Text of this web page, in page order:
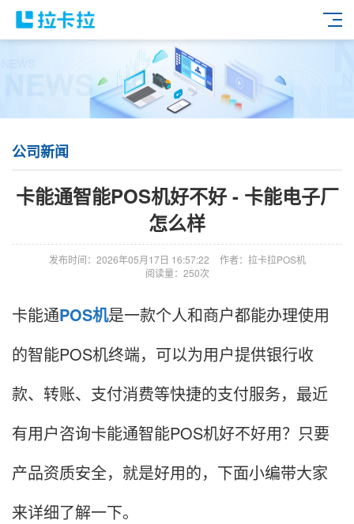
公司新闻
卡能通智能POS机好不好 - 卡能电子厂
怎么样
发布时间：2026年05月17日 16:57:22
作者：拉卡拉POS机
阅读量：250次
卡能通POS机是一款个人和商户都能办理使用
的智能POS机终端，可以为用户提供银行收
款、转账、支付消费等快捷的支付服务，最近
有用户咨询卡能通智能POS机好不好用？只要
产品资质安全，就是好用的，下面小编带大家
来详细了解一下。